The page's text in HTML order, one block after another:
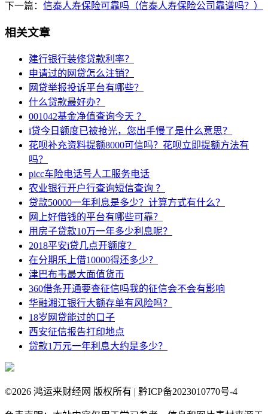
下一篇： 信泰人寿保险可靠吗（信泰人寿保险公司靠谱吗？）
相关文章
建行银行装修贷款利率？
申请过的网贷怎么注销？
网贷举报投诉平台有哪些？
什么贷款最好办？
001042基金净值查询今天 ？
i贷今日额度已被抢光，您出手慢了是什么意思？
花呗补充资料提额8000可信吗？花呗立即提额方法有
吗？
picc车险电话号人工服务电话
农业银行开户行查询短信查询 ？
贷款50000一年利息是多少？计算方式有什么？
网上好借钱的平台有哪些可靠？
用房子贷款10万一年多少利息呢？
2018平安i贷几点开额度？
在分期乐上借10000得还多少？
津巴布韦最大面值货币
360借条开通要查征信吗我的征信会不会有影响
华融湘江银行大额存单有风险吗？
18岁网贷能过的口子
西安征信报告打印地点
贷款1万元一年利息大约是多少？
©2026 鸿运来财经网 版权所有 | 黔ICP备2023010770号-4